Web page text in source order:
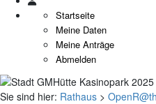
Startseite
Meine Daten
Meine Anträge
Abmelden
Sie sind hier: Rathaus >